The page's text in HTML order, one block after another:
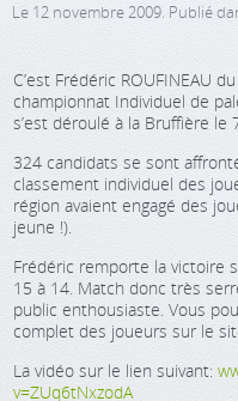
Le 12 novembre 2009. Publié
C’est Frédéric ROUFINEAU
championnat Individuel de
s’est déroulé à la Bruffière le
324 candidats se sont
classement individuel des
région avaient engagé des
jeune !).
Frédéric remporte la victoire
15 à 14. Match donc très
public enthousiaste. Vous
complet des joueurs sur le
La vidéo sur le lien suivant:
v=ZUq6tNxzodA